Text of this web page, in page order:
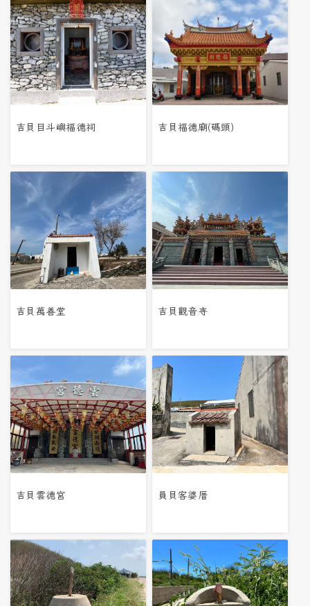
吉貝目斗嶼福德祠 吉貝福德廟(碼頭)
吉貝萬善堂 吉貝觀音寺
吉貝雲德宮 員貝客婆厝